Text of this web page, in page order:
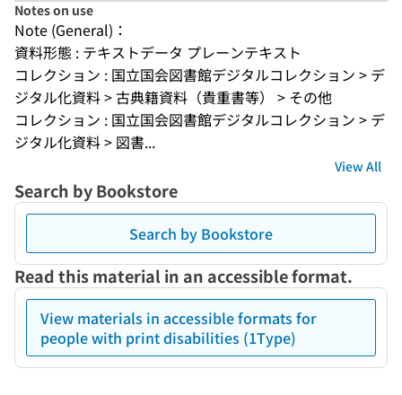
Notes on use
Note (General)：
資料形態 : テキストデータ プレーンテキスト
コレクション : 国立国会図書館デジタルコレクション > デ
ジタル化資料 > 古典籍資料（貴重書等） > その他
コレクション : 国立国会図書館デジタルコレクション > デ
ジタル化資料 > 図書...
View All
Search by Bookstore
Search by Bookstore
Read this material in an accessible format.
View materials in accessible formats for
people with print disabilities (1Type)